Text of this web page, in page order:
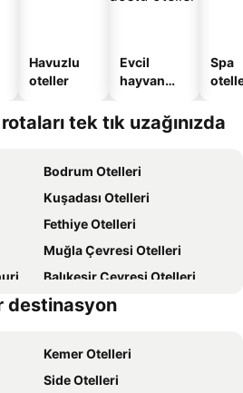
Havuzlu
oteller
Evcil
hayvan
oteller
Spa
tek tık uzağınızda
Bodrum Otelleri
Kuşadası Otelleri
Fethiye Otelleri
Muğla Çevresi Otelleri
Balıkesir Çevresi Otelleri
Türkiye Otelleri
destinasyon
Kemer Otelleri
Side Otelleri